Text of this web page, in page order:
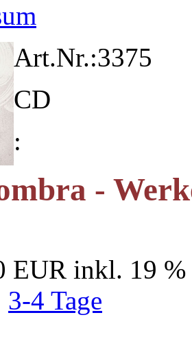
Art.Nr.:3375
CD
:
-
EUR inkl. 19
3-4 Tage